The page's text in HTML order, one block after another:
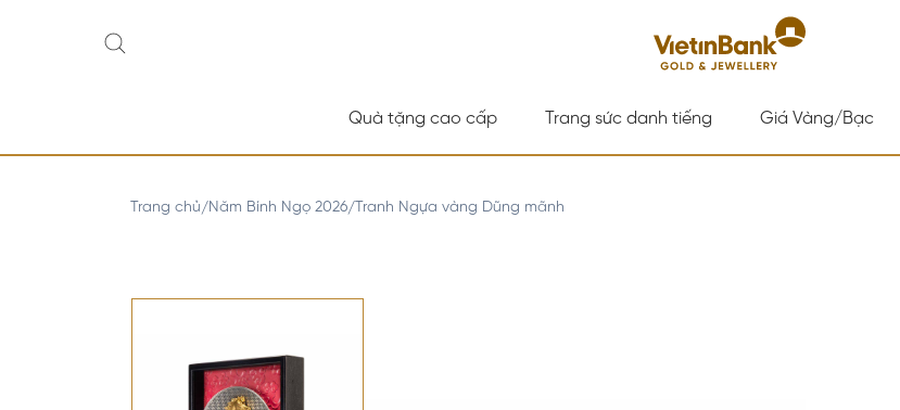
Quà tặng cao cấp Trang sức danh tiếng Giá Vàng/Bạc
Trang chủ/Năm Bính Ngọ 2026/ Tranh Ngựa vàng Dũng mãnh